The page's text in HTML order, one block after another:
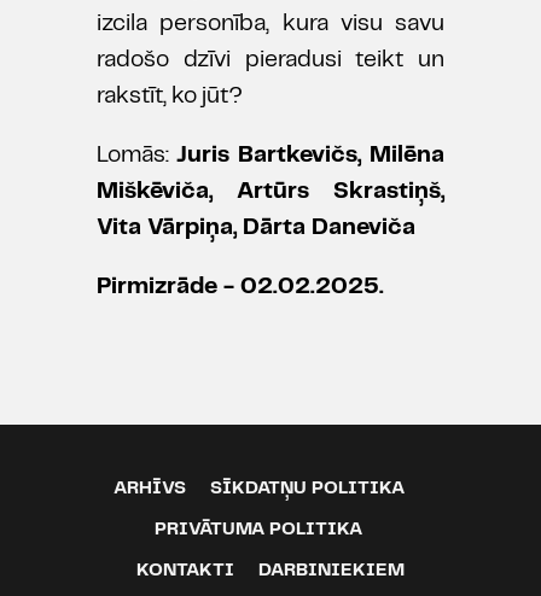
izcila personība, kura visu savu
radošo dzīvi pieradusi teikt un
rakstīt, ko jūt?
Lomās: Juris Bartkevičs, Milēna
Miškēviča, Artūrs Skrastiņš,
Vita Vārpiņa, Dārta Daneviča
Pirmizrāde - 02.02.2025.
ARHĪVS SĪKDATŅU POLITIKA
PRIVĀTUMA POLITIKA
KONTAKTI DARBINIEKIEM